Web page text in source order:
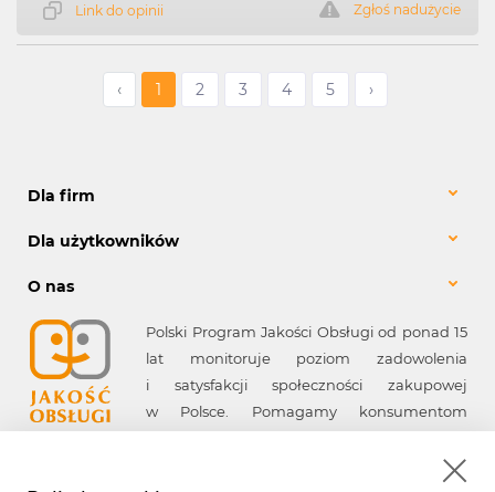
Link do opinii Zgłoś nadużycie
‹ 1 2 3 4 5 ›
Dla firm
Dla użytkowników
O nas
Polski Program Jakości Obsługi od ponad 15
lat monitoruje poziom zadowolenia
i satysfakcji społeczności zakupowej
w Polsce. Pomagamy konsumentom
oczekiwania, a firmom - w poprawie jakości